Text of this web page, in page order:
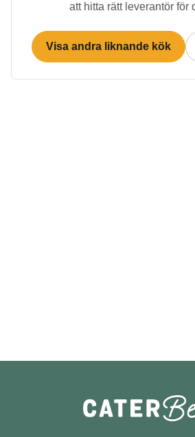
att hitta rätt leverantör för
Visa andra liknande kök